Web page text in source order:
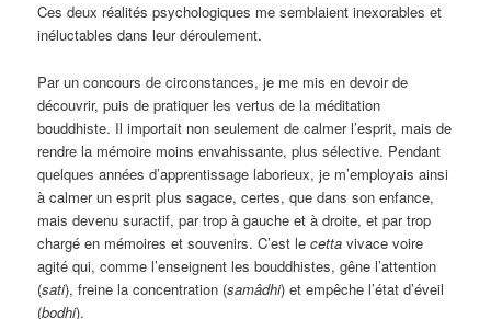
Ces deux réalités psychologiques me semblaient inexorables et
inéluctables dans leur déroulement.
Par un concours de circonstances, je me mis en devoir de
découvrir, puis de pratiquer les vertus de la méditation
bouddhiste. Il importait non seulement de calmer l’esprit, mais de
rendre la mémoire moins envahissante, plus sélective. Pendant
quelques années d’apprentissage laborieux, je m’employais ainsi
à calmer un esprit plus sagace, certes, que dans son enfance,
mais devenu suractif, par trop à gauche et à droite, et par trop
chargé en mémoires et souvenirs. C’est lecetta vivace voire
agité qui, comme l’enseignent les bouddhistes, gêne l’attention
(sati), freine la concentration (samâdhi) et empêche l’état d’éveil
(bodhi).